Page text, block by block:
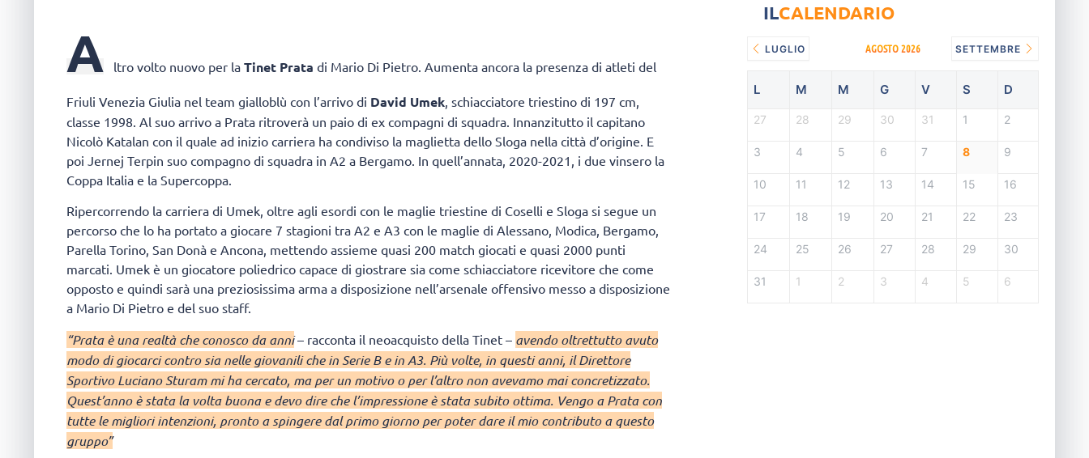
A ltro volto nuovo per la Tinet Prata di Mario Di Pietro. Aumenta ancora la presenza di atleti del
Friuli Venezia Giulia nel team gialloblù con l’arrivo di David Umek , schiacciatore triestino di 197 cm,
classe 1998. Al suo arrivo a Prata ritroverà un paio di ex compagni di squadra. Innanzitutto il capitano
Nicolò Katalan con il quale ad inizio carriera ha condiviso la maglietta dello Sloga nella città d’origine. E
poi Jernej Terpin suo compagno di squadra in A2 a Bergamo. In quell’annata, 2020-2021, i due vinsero la
Coppa Italia e la Supercoppa.
Ripercorrendo la carriera di Umek, oltre agli esordi con le maglie triestine di Coselli e Sloga si segue un
percorso che lo ha portato a giocare 7 stagioni tra A2 e A3 con le maglie di Alessano, Modica, Bergamo,
Parella Torino, San Donà e Ancona, mettendo assieme quasi 200 match giocati e quasi 2000 punti
marcati. Umek è un giocatore poliedrico capace di giostrare sia come schiacciatore ricevitore che come
opposto e quindi sarà una preziosissima arma a disposizione nell’arsenale offensivo messo a disposizione
a Mario Di Pietro e del suo staff.
“Prata è una realtà che conosco da anni– racconta il neoacquisto della Tinet – avendo oltrettutto avuto
modo di giocarci contro sia nelle giovanili che in Serie B e in A3. Più volte, in questi anni, il Direttore
Sportivo Luciano Sturam mi ha cercato, ma per un motivo o per l’altro non avevamo mai concretizzato.
Quest’anno è stata la volta buona e devo dire che l’impressione è stata subito ottima. Vengo a Prata con
tutte le migliori intenzioni, pronto a spingere dal primo giorno per poter dare il mio contributo a questo
gruppo”
ILCALENDARIO
LUGLIO AGOSTO 2026 SETTEMBRE
L M M G V S D
27 28 29 30 31 1 2
3 4 5 6 7 8 9
10 11 12 13 14 15 16
17 18 19 20 21 22 23
24 25 26 27 28 29 30
31 1 2 3 4 5 6